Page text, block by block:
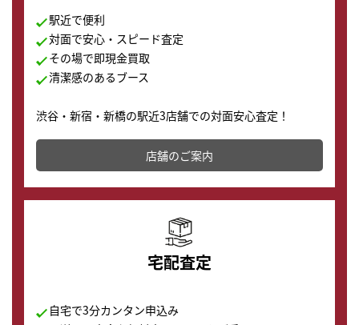
駅近で便利
対面で安心・スピード査定
その場で即現金買取
清潔感のあるブース
渋谷・新宿・新橋の駅近3店舗での対面安心査定！
その場で現金買取致します。渋谷本店では、時計販売の
店舗を併設しており、下取りに出してお得に新しい時計
の購入もできます♪
店舗のご案内
宅配査定
自宅で3分カンタン申込み